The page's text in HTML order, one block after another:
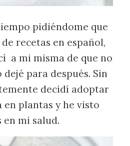
pidiéndome que
recetas en español,
a mi misma de que no
para después. Sin
decidí adoptar
en plantas y he visto
en mi salud.